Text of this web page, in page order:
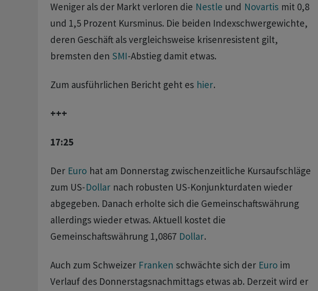
Weniger als der Markt verloren die Nestle und Novartis mit 0,8
und 1,5 Prozent Kursminus. Die beiden Indexschwergewichte,
deren Geschäft als vergleichsweise krisenresistent gilt,
bremsten den SMI-Abstieg damit etwas.
Zum ausführlichen Bericht geht es hier.
+++
17:25
Der Euro hat am Donnerstag zwischenzeitliche Kursaufschläge
zum US-Dollar nach robusten US-Konjunkturdaten wieder
abgegeben. Danach erholte sich die Gemeinschaftswährung
allerdings wieder etwas. Aktuell kostet die
Gemeinschaftswährung 1,0867 Dollar.
Auch zum Schweizer Franken schwächte sich der Euro im
Verlauf des Donnerstagsnachmittags etwas ab. Derzeit wird er